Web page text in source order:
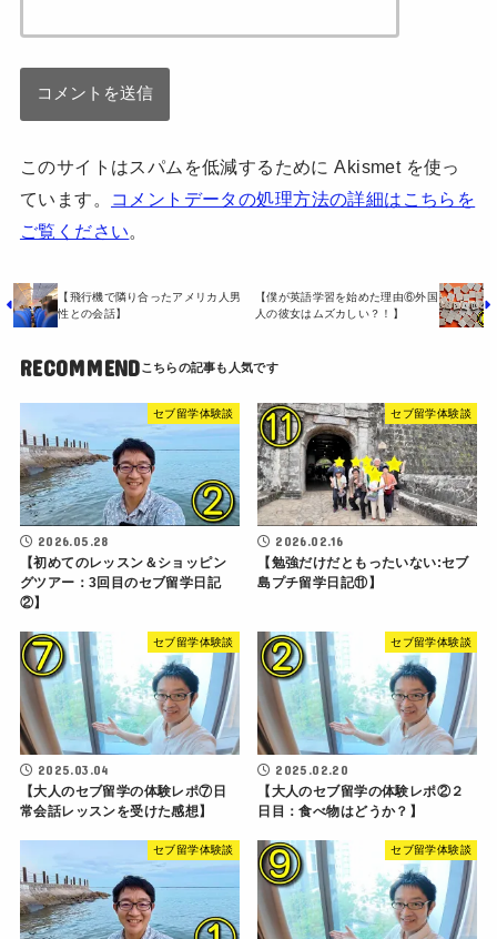
このサイトはスパムを低減するために Akismet を使っ
ています。
コメントデータの処理方法の詳細はこちらを
ご覧ください
【飛行機で隣り合ったアメリカ人男
性との会話】
【僕が英語学習を始めた理由⑥外国
人の彼女はムズカしい？！】
RECOMMEND
セブ留学体験談
2026.05.28
【初めてのレッスン＆ショッピン
グツアー：3回目のセブ留学日記
②】
セブ留学体験談
2026.02.16
【勉強だけだともったいない:セブ
島プチ留学日記⑪】
セブ留学体験談
2025.03.04
【大人のセブ留学の体験レポ⑦日
常会話レッスンを受けた感想】
セブ留学体験談
2025.02.20
【大人のセブ留学の体験レポ②２
日目：食べ物はどうか？】
セブ留学体験談 セブ留学体験談